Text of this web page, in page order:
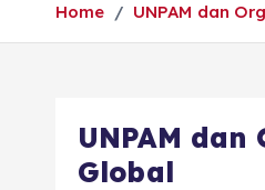
Home UNPAM dan
UNPAM
Global